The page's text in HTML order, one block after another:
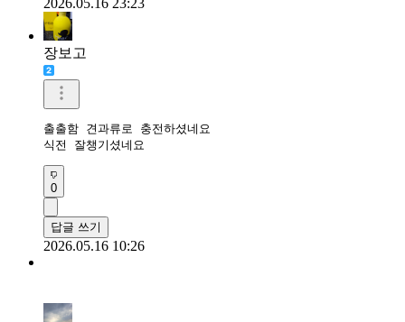
장보고
출출함 견과류로 충전하셨네요
식전 잘챙기셨네요
0
답글 쓰기
2026.05.16 10:26